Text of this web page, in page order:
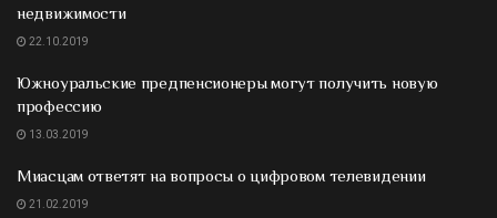
недвижимости
22.10.2019
Южноуральские предпенсионеры могут получить новую
профессию
13.03.2019
Миасцам ответят на вопросы о цифровом телевидении
21.02.2019